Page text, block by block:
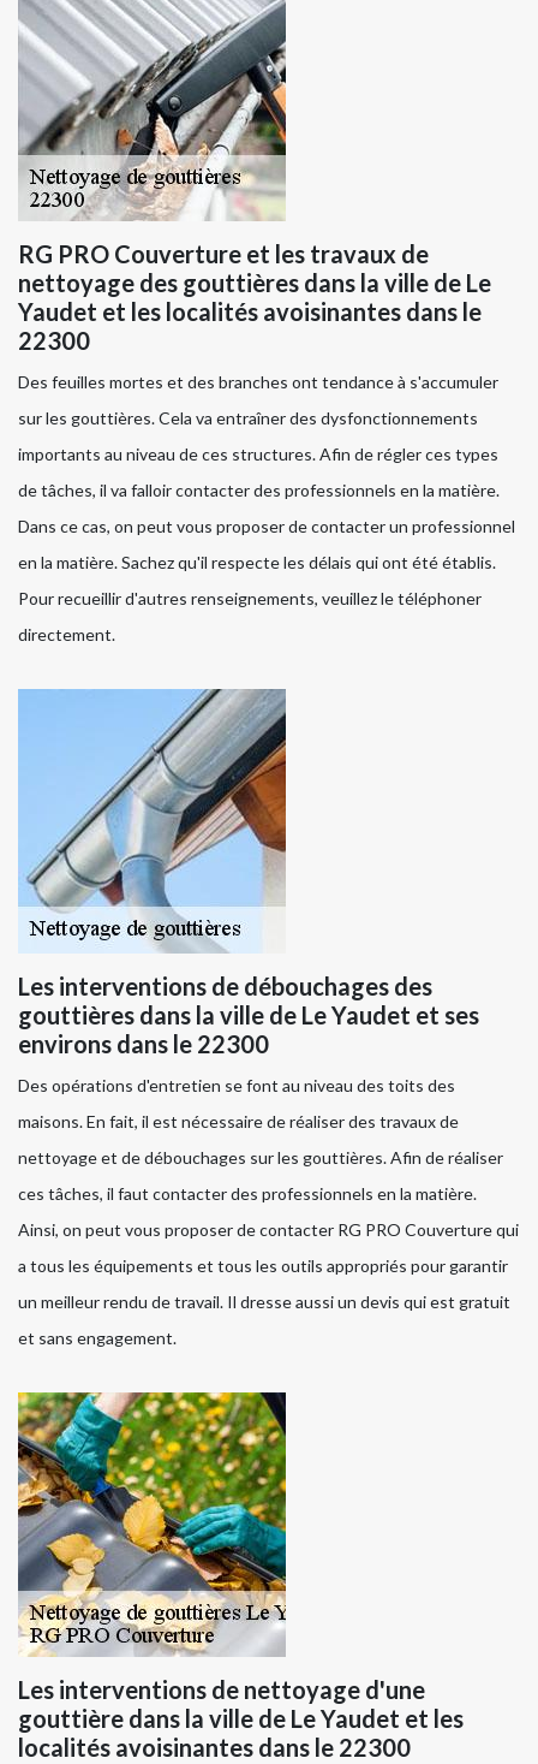
RG PRO Couverture et les travaux de
nettoyage des gouttières dans la ville de Le
Yaudet et les localités avoisinantes dans le
22300
Des feuilles mortes et des branches ont tendance à s'accumuler
sur les gouttières. Cela va entraîner des dysfonctionnements
importants au niveau de ces structures. Afin de régler ces types
de tâches, il va falloir contacter des professionnels en la matière.
Dans ce cas, on peut vous proposer de contacter un professionnel
en la matière. Sachez qu'il respecte les délais qui ont été établis.
Pour recueillir d'autres renseignements, veuillez le téléphoner
directement.
Les interventions de débouchages des
gouttières dans la ville de Le Yaudet et ses
environs dans le 22300
Des opérations d'entretien se font au niveau des toits des
maisons. En fait, il est nécessaire de réaliser des travaux de
nettoyage et de débouchages sur les gouttières. Afin de réaliser
ces tâches, il faut contacter des professionnels en la matière.
Ainsi, on peut vous proposer de contacter RG PRO Couverture qui
a tous les équipements et tous les outils appropriés pour garantir
un meilleur rendu de travail. Il dresse aussi un devis qui est gratuit
et sans engagement.
Les interventions de nettoyage d'une
gouttière dans la ville de Le Yaudet et les
localités avoisinantes dans le 22300